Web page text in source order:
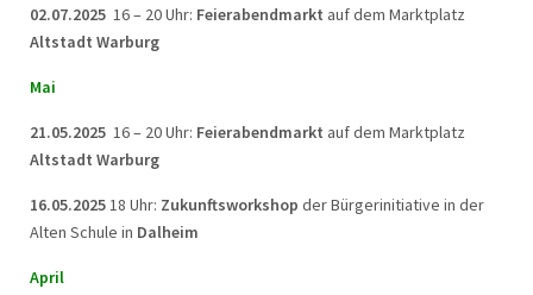
02.07.2025 16 – 20 Uhr: Feierabendmarkt auf dem Marktplatz
Altstadt Warburg
Mai
21.05.2025 16 – 20 Uhr: Feierabendmarkt auf dem Marktplatz
Altstadt Warburg
16.05.202518 Uhr: Zukunftsworkshop der Bürgerinitiative in der
Alten Schule in Dalheim
April